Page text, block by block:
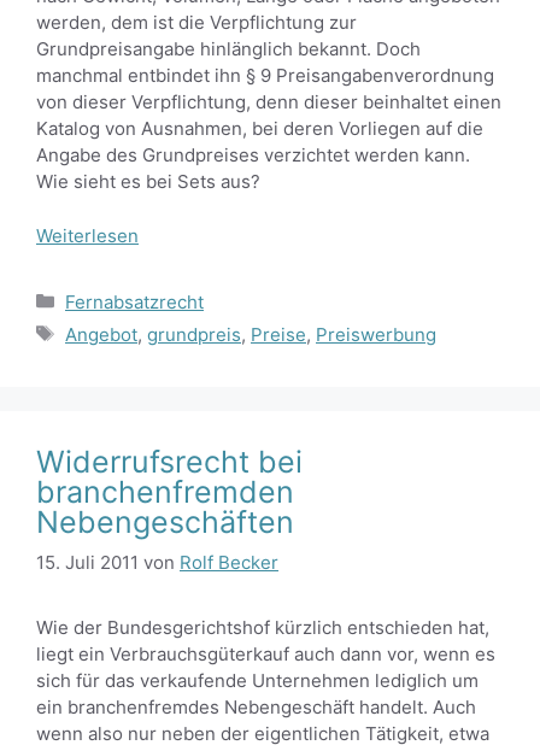
werden, dem ist die Verpflichtung zur
Grundpreisangabe hinlänglich bekannt. Doch
manchmal entbindet ihn § 9 Preisangabenverordnung
von dieser Verpflichtung, denn dieser beinhaltet einen
Katalog von Ausnahmen, bei deren Vorliegen auf die
Angabe des Grundpreises verzichtet werden kann.
Wie sieht es bei Sets aus?
Weiterlesen
Kategorien
Fernabsatzrecht
Schlagwörter
Angebot, grundpreis, Preise, Preiswerbung
Widerrufsrecht bei
branchenfremden
Nebengeschäften
15. Juli 2011 von Rolf Becker
Wie der Bundesgerichtshof kürzlich entschieden hat,
liegt ein Verbrauchsgüterkauf auch dann vor, wenn es
sich für das verkaufende Unternehmen lediglich um
ein branchenfremdes Nebengeschäft handelt. Auch
wenn also nur neben der eigentlichen Tätigkeit, etwa